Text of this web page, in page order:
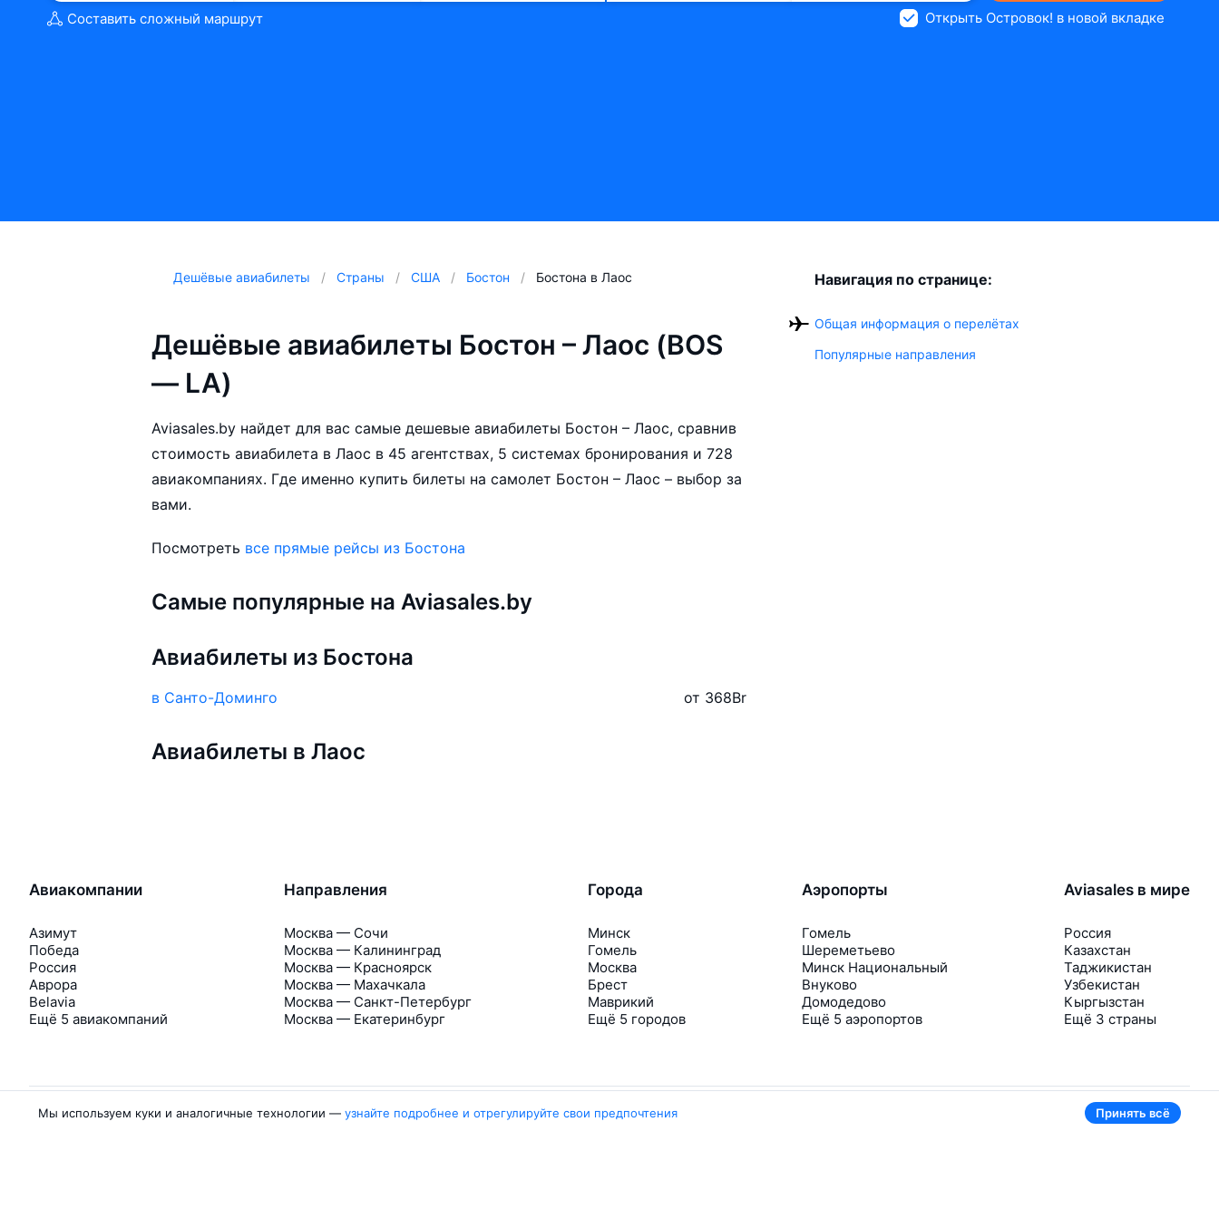
Составить сложный маршрут Открыть Островок! в новой вкладке
Дешёвые авиабилеты Страны США Бостон Бостона в Лаос
Дешёвые авиабилеты Бостон – Лаос (BOS
— LA)
Aviasales.by найдет для вас самые дешевые авиабилеты Бостон – Лаос, сравнив
стоимость авиабилета в Лаос в 45 агентствах, 5 системах бронирования и 728
авиакомпаниях. Где именно купить билеты на самолет Бостон – Лаос – выбор за
вами.
Посмотреть все прямые рейсы из Бостона
Самые популярные на Aviasales.by
Авиабилеты из Бостона
в Санто-Доминго от 368Br
Авиабилеты в Лаос
Навигация по странице:
Общая информация о перелётах
Популярные направления
Авиакомпании
Азимут
Победа
Россия
Аврора
Belavia
Ещё 5 авиакомпаний
Направления
Москва — Сочи
Москва — Калининград
Москва — Красноярск
Москва — Махачкала
Москва — Санкт-Петербург
Москва — Екатеринбург
Города
Минск
Гомель
Москва
Брест
Маврикий
Ещё 5 городов
Аэропорты
Гомель
Шереметьево
Минск Национальный
Внуково
Домодедово
Ещё 5 аэропортов
Aviasales в мире
Россия
Казахстан
Таджикистан
Узбекистан
Кыргызстан
Ещё 3 страны
Мы используем куки и аналогичные технологии — узнайте подробнее и отрегулируйте свои предпочтения Принять всё